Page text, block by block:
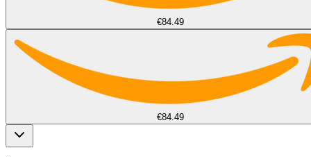
€84.49
€84.49